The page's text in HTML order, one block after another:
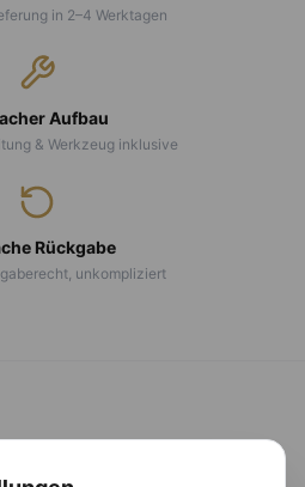
in 2–4 Werktagen
Aufbau
& Werkzeug inklusive
Rückgabe
unkompliziert
LUX